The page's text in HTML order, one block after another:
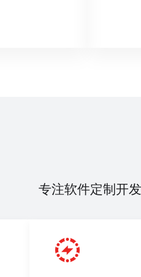
专注软件定制开